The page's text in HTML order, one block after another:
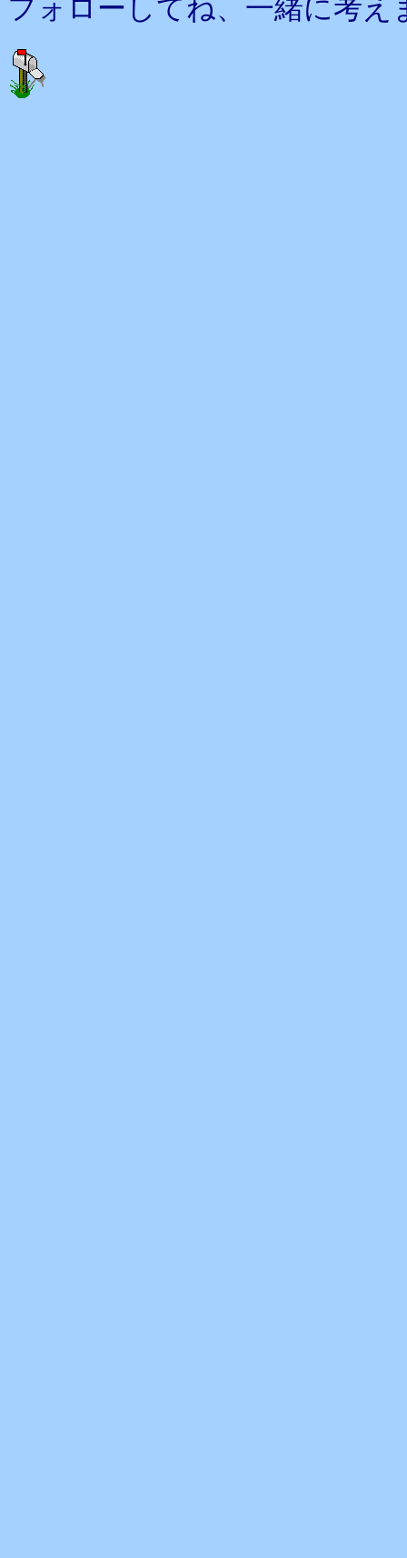
フォローしてね、一緒に考え